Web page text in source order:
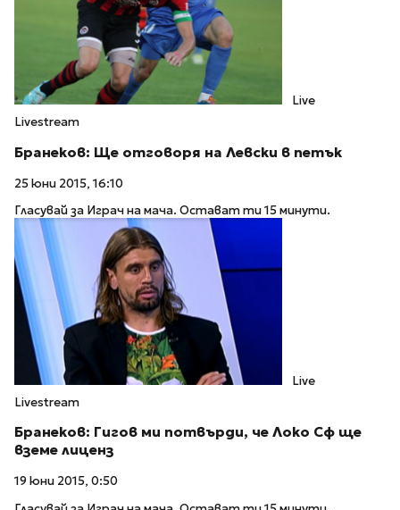
Live
Livestream
Бранеков: Ще отговоря на Левски в петък
25 юни 2015, 16:10
Гласувай за Играч на мача. Остават ти 15 минути.
Live
Livestream
Бранеков: Гигов ми потвърди, че Локо Сф ще
вземе лиценз
19 юни 2015, 0:50